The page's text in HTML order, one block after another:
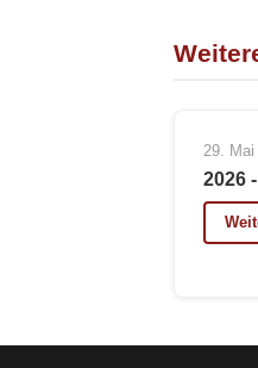
29. Mai
2026